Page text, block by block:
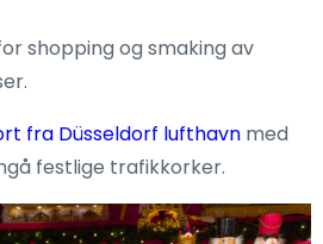
shopping og smaking av
fra Düsseldorf lufthavn med
festlige trafikkorker.